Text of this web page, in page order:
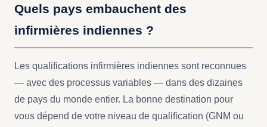
Quels pays embauchent des
infirmières indiennes ?
Les qualifications infirmières indiennes sont reconnues
— avec des processus variables — dans des dizaines
de pays du monde entier. La bonne destination pour
vous dépend de votre niveau de qualification (GNM ou